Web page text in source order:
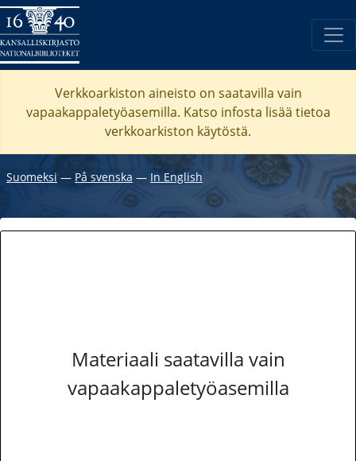
Verkkoarkiston aineisto on saatavilla vain
vapaakappaletyöasemilla. Katso infosta lisää tietoa
verkkoarkiston käytöstä.
Suomeksi ― På svenska ― In English
Materiaali saatavilla vain
vapaakappaletyöasemilla